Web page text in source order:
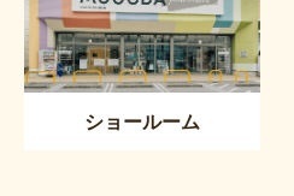
ショールーム